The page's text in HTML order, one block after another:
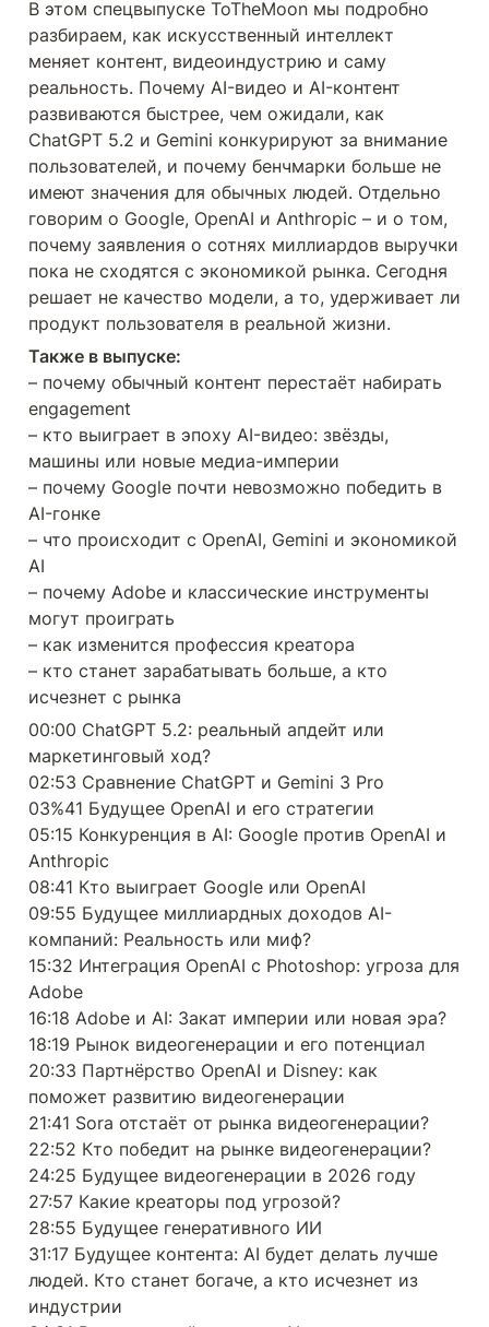
В этом спецвыпуске ToTheMoon мы подробно
разбираем, как искусственный интеллект
меняет контент, видеоиндустрию и саму
реальность. Почему AI-видео и AI-контент
развиваются быстрее, чем ожидали, как
ChatGPT 5.2 и Gemini конкурируют за внимание
пользователей, и почему бенчмарки больше не
имеют значения для обычных людей. Отдельно
говорим о Google, OpenAI и Anthropic – и о том,
почему заявления о сотнях миллиардов выручки
пока не сходятся с экономикой рынка. Сегодня
решает не качество модели, а то, удерживает ли
продукт пользователя в реальной жизни.
Также в выпуске:
– почему обычный контент перестаёт набирать
engagement
– кто выиграет в эпоху AI-видео: звёзды,
машины или новые медиа-империи
– почему Google почти невозможно победить в
AI-гонке
– что происходит с OpenAI, Gemini и экономикой
AI
– почему Adobe и классические инструменты
могут проиграть
– как изменится профессия креатора
– кто станет зарабатывать больше, а кто
исчезнет с рынка
00:00 ChatGPT 5.2: реальный апдейт или
маркетинговый ход?
02:53 Сравнение ChatGPT и Gemini 3 Pro
03%41 Будущее OpenAI и его стратегии
05:15 Конкуренция в AI: Google против OpenAI и
Anthropic
08:41 Кто выиграет Google или OpenAI
09:55 Будущее миллиардных доходов AI-
компаний: Реальность или миф?
15:32 Интеграция OpenAI с Photoshop: угроза для
Adobe
16:18 Adobe и AI: Закат империи или новая эра?
18:19 Рынок видеогенерации и его потенциал
20:33 Партнёрство OpenAI и Disney: как
поможет развитию видеогенерации
21:41 Sora отстаёт от рынка видеогенерации?
22:52 Кто победит на рынке видеогенерации?
24:25 Будущее видеогенерации в 2026 году
27:57 Какие креаторы под угрозой?
28:55 Будущее генеративного ИИ
31:17 Будущее контента: AI будет делать лучше
людей. Кто станет богаче, а кто исчезнет из
индустрии